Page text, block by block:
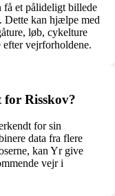
få et pålideligt billede
Dette kan hjælpe med
løb, cykelture
efter vejrforholdene.
Risskov?
for sin
data fra flere
kan Yr give
vejr i